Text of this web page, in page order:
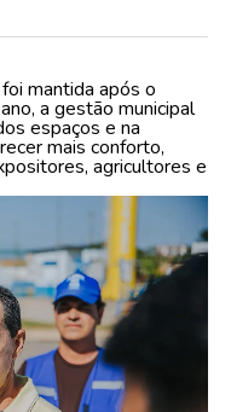
mantida após o
a gestão municipal
espaços e na
mais conforto,
agricultores e